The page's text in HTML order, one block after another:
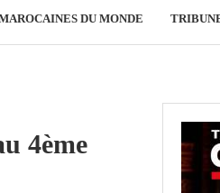
DU MONDE
4ème